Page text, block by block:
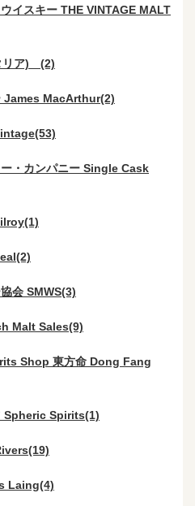
イスキー THE VINTAGE MALT
リア) (2)
James MacArthur(2)
・カンパニー Single Cask
会 SMWS(3)
Malt Sales(9)
Shop 東方命 Dong Fang
Spheric Spirits(1)
Laing(4)